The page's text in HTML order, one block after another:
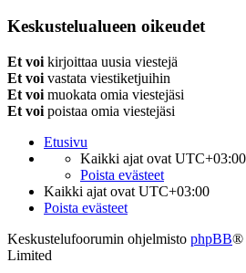
Keskustelualueen oikeudet
Et voi kirjoittaa uusia viestejä
Et voi vastata viestiketjuihin
Et voi muokata omia viestejäsi
Et voi poistaa omia viestejäsi
Etusivu
Kaikki ajat ovat UTC+03:00
Poista evästeet
Kaikki ajat ovat UTC+03:00
Poista evästeet
Keskustelufoorumin ohjelmisto phpBB®
Limited